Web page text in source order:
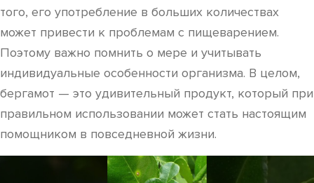
того, его употребление в больших количествах
может привести к проблемам с пищеварением.
Поэтому важно помнить о мере и учитывать
индивидуальные особенности организма. В целом,
бергамот — это удивительный продукт, который при
правильном использовании может стать настоящим
помощником в повседневной жизни.